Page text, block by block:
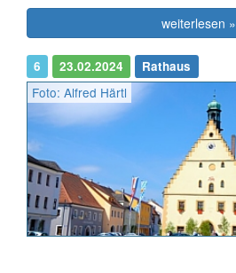
weiterlesen »
6 23.02.2024 Rathaus
Foto: Alfred Härtl